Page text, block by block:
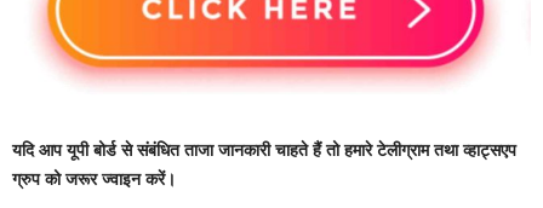
यदि आप यूपी बोर्ड से संबंधित ताजा जानकारी चाहते हैं तो हमारे टेलीग्राम तथा व्हाट्सएप
ग्रुप को जरूर ज्वाइन करें।